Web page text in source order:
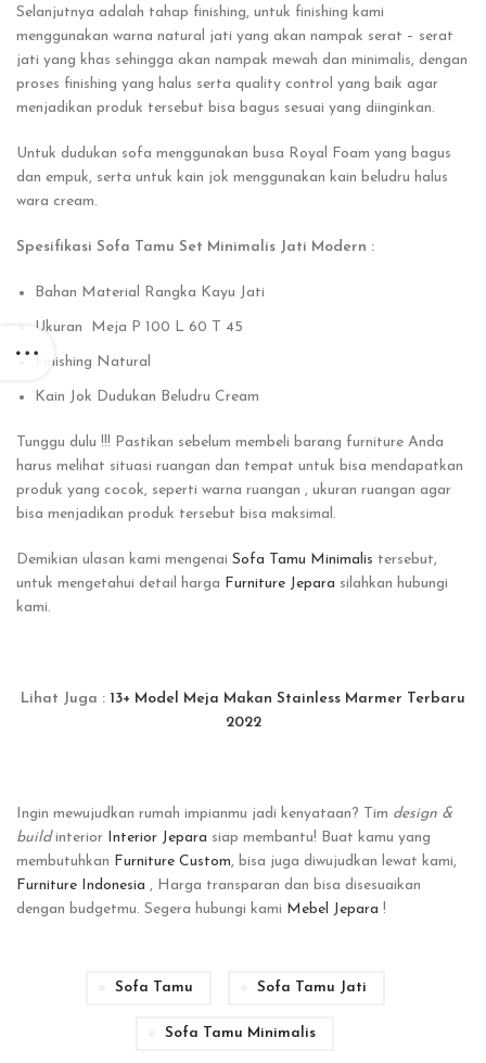
Selanjutnya adalah tahap finishing, untuk finishing kami
menggunakan warna natural jati yang akan nampak serat – serat
jati yang khas sehingga akan nampak mewah dan minimalis, dengan
proses finishing yang halus serta quality control yang baik agar
menjadikan produk tersebut bisa bagus sesuai yang diinginkan.
Untuk dudukan sofa menggunakan busa Royal Foam yang bagus
dan empuk, serta untuk kain jok menggunakan kain beludru halus
wara cream.
Spesifikasi Sofa Tamu Set Minimalis Jati Modern :
Bahan Material Rangka Kayu Jati
Ukuran Meja P 100 L 60 T 45
Finishing Natural
Kain Jok Dudukan Beludru Cream
Tunggu dulu !!! Pastikan sebelum membeli barang furniture Anda
harus melihat situasi ruangan dan tempat untuk bisa mendapatkan
produk yang cocok, seperti warna ruangan , ukuran ruangan agar
bisa menjadikan produk tersebut bisa maksimal.
Demikian ulasan kami mengenai Sofa Tamu Minimalis tersebut,
untuk mengetahui detail harga Furniture Jepara silahkan hubungi
kami.
Lihat Juga : 13+ Model Meja Makan Stainless Marmer Terbaru
2022
Ingin mewujudkan rumah impianmu jadi kenyataan? Tim design &
buildinterior Interior Jepara siap membantu! Buat kamu yang
membutuhkan Furniture Custom, bisa juga diwujudkan lewat kami,
Furniture Indonesia , Harga transparan dan bisa disesuaikan
dengan budgetmu. Segera hubungi kami Mebel Jepara !
Sofa Tamu Sofa Tamu Jati
Sofa Tamu Minimalis